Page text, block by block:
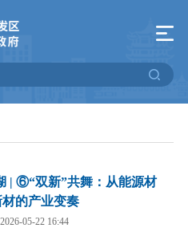
| ⑥“双新”共舞：从能源材
的产业变奏
05-22 16:44